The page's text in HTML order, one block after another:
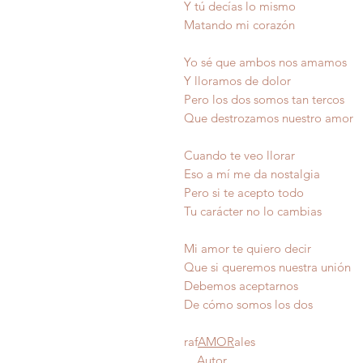
Y tú decías lo mismo
Matando mi corazón
Yo sé que ambos nos amamos
Y lloramos de dolor
Pero los dos somos tan tercos
Que destrozamos nuestro amor
Cuando te veo llorar
Eso a mí me da nostalgia
Pero si te acepto todo
Tu carácter no lo cambias
Mi amor te quiero decir
Que si queremos nuestra unión
Debemos aceptarnos
De cómo somos los
rafAMORales